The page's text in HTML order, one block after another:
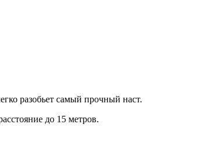
разобьет самый прочный наст.
до 15 метров.